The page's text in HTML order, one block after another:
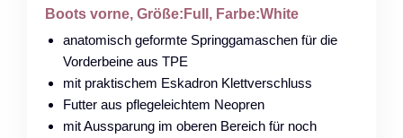
Boots vorne, Größe:Full, Farbe:White
anatomisch geformte Springgamaschen für die
Vorderbeine aus TPE
mit praktischem Eskadron Klettverschluss
Futter aus pflegeleichtem Neopren
mit Aussparung im oberen Bereich für noch